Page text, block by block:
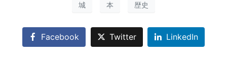
城 本 歴史
Facebook Twitter LinkedIn